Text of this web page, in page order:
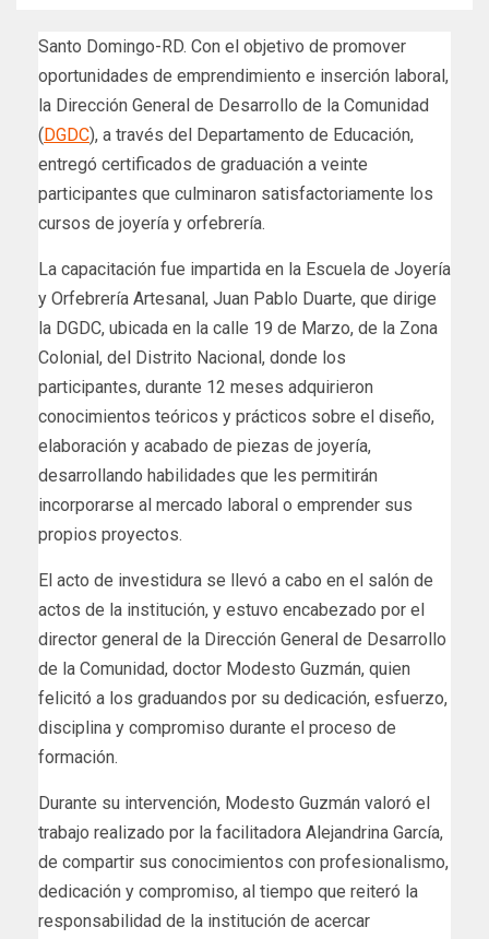
Santo Domingo-RD. Con el objetivo de promover
oportunidades de emprendimiento e inserción laboral,
la Dirección General de Desarrollo de la Comunidad
( DGDC), a través del Departamento de Educación,
entregó certificados de graduación a veinte
participantes que culminaron satisfactoriamente los
cursos de joyería y orfebrería.
La capacitación fue impartida en la Escuela de Joyería
y Orfebrería Artesanal, Juan Pablo Duarte, que dirige
la DGDC, ubicada en la calle 19 de Marzo, de la Zona
Colonial, del Distrito Nacional, donde los
participantes, durante 12 meses adquirieron
conocimientos teóricos y prácticos sobre el diseño,
elaboración y acabado de piezas de joyería,
desarrollando habilidades que les permitirán
incorporarse al mercado laboral o emprender sus
propios proyectos.
El acto de investidura se llevó a cabo en el salón de
actos de la institución, y estuvo encabezado por el
director general de la Dirección General de Desarrollo
de la Comunidad, doctor Modesto Guzmán, quien
felicitó a los graduandos por su dedicación, esfuerzo,
disciplina y compromiso durante el proceso de
formación.
Durante su intervención, Modesto Guzmán valoró el
trabajo realizado por la facilitadora Alejandrina García,
de compartir sus conocimientos con profesionalismo,
dedicación y compromiso, al tiempo que reiteró la
responsabilidad de la institución de acercar